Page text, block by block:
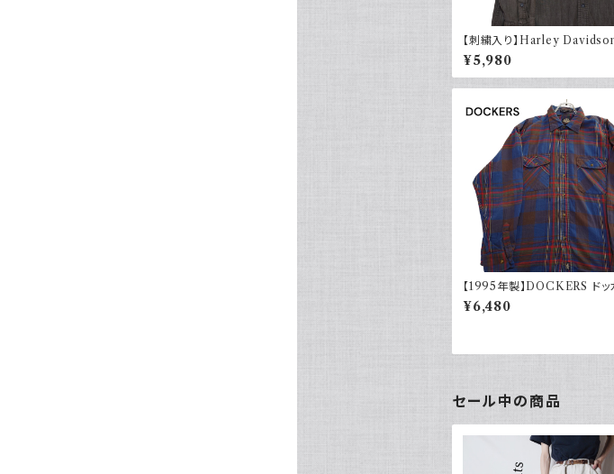
【刺繍入り】Harley
ーレーダビッドソン 長袖シャツ
着 ノーカラー
¥5,980
【1995年製】DOCKERS ドッ
ズ チェックシャツ ダブルポケッ
古着 アメカジ リーバイス 長
¥6,480
セール中の商品